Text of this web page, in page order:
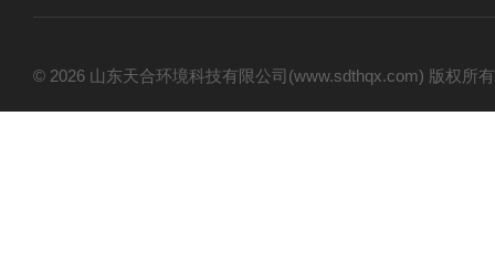
© 2026 山东天合环境科技有限公司(www.sdthqx.com) 版权